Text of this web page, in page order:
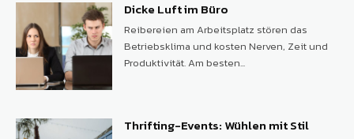
Dicke Luft im Büro
Reibereien am Arbeitsplatz stören das
Betriebsklima und kosten Nerven, Zeit und
Produktivität. Am besten...
Thrifting-Events: Wühlen mit Stil